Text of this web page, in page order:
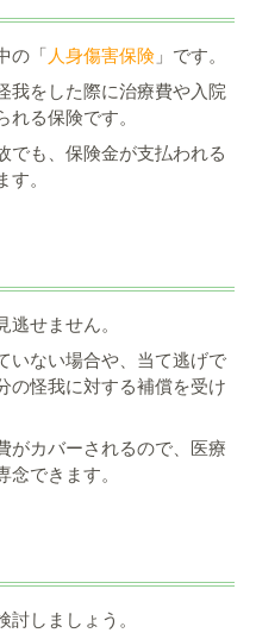
の「人身傷害保険 」です。
我をした際に治療費や入院
る保険です。
でも、保険金が支払われる
。
逃せません。
いない場合や、当て逃げで
の怪我に対する補償を受け
がカバーされるので、医療
できます。
討しましょう。